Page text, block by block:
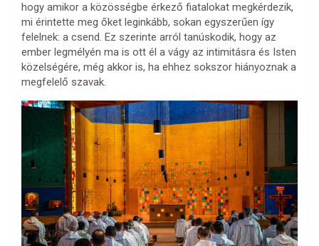
hogy amikor a közösségbe érkező fiatalokat megkérdezik,
mi érintette meg őket leginkább, sokan egyszerűen így
felelnek: a csend. Ez szerinte arról tanúskodik, hogy az
ember legmélyén ma is ott él a vágy az intimitásra és Isten
közelségére, még akkor is, ha ehhez sokszor hiányoznak a
megfelelő szavak.